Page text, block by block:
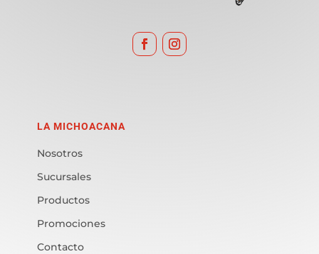
LA MICHOACANA
Nosotros
Sucursales
Productos
Promociones
Contacto